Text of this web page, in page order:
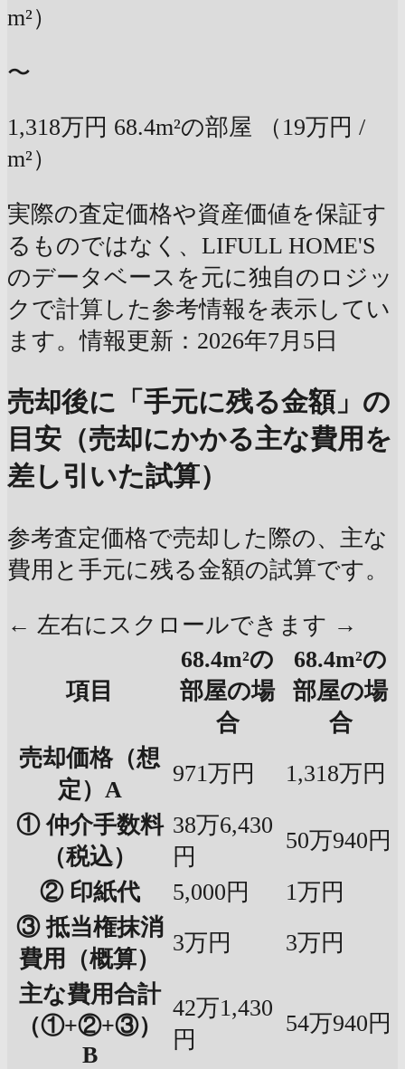
m²）
〜
1,318万円 68.4m²の部屋
（19万円 /
m²）
実際の査定価格や資産価値を保証す
るものではなく、LIFULL HOME'S
のデータベースを元に独自のロジッ
クで計算した参考情報を表示してい
ます。情報更新：2026年7月5日
売却後に「手元に残る金額」の
目安（売却にかかる主な費用を
差し引いた試算）
参考査定価格で売却した際の、主な
費用と手元に残る金額の試算です。
← 左右にスクロールできます →
項目
68.4m²の
部屋の場
合
68.4m²の
部屋の場
合
売却価格（想
定）A
971万円
1,318万円
① 仲介手数料
（税込）
38万6,430
円
50万940円
② 印紙代
5,000円
1万円
③ 抵当権抹消
費用（概算）
3万円
3万円
主な費用合計
（①+②+③）
B
42万1,430
円
54万940円